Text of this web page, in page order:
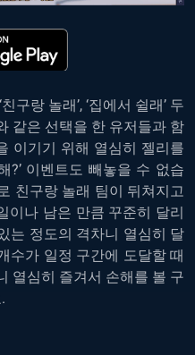
구랑 놀래’, ‘집에서 쉴래’ 두
같은 선택을 한 유저들과 함
이기기 위해 열심히 젤리를
?’ 이벤트도 빼놓을 수 없습
친구랑 놀래 팀이 뒤쳐지고
이나 남은 만큼 꾸준히 달리
는 정도의 격차니 열심히 달
수가 일정 구간에 도달할 때
열심히 즐겨서 손해를 볼 구